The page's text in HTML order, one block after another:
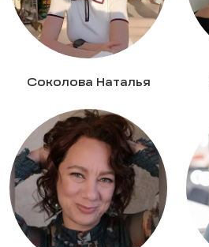
Соколова Наталья